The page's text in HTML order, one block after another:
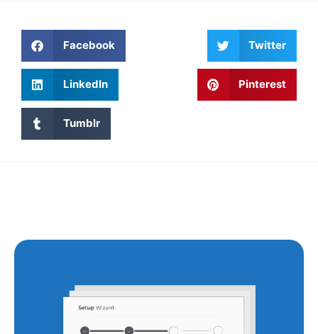
Facebook Twitter
LinkedIn Pinterest
Tumblr